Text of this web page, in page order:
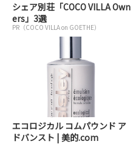
シェア別荘「COCO VILLA Own
ers」3選
PR（COCO VILLA on GOETHE）
エコロジカル コムパウンド ア
ドバンスト | 美的.com